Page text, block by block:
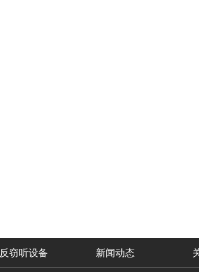
反窃听设备 新闻动态